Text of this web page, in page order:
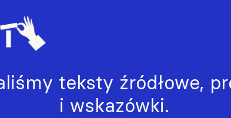
teksty źródłowe,
i wskazówki.